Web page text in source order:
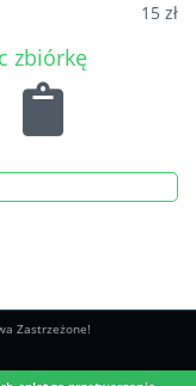
15 zł
10 zł
60 zł
20 zł
30 zł
zbiórkę
Zastrzeżone!